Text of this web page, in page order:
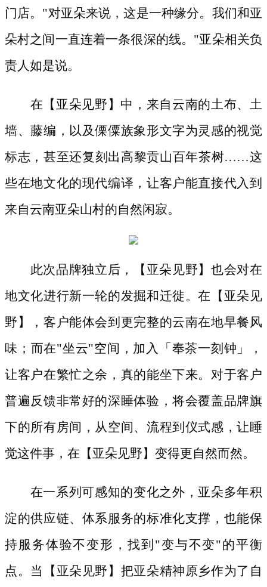
门店。"对亚朵来说，这是⼀种缘分。我们和亚
朵村之间⼀直连着⼀条很深的线。"亚朵相关负
责人如是说。
在【亚朵见野】中，来自云南的土布、土
墙、藤编，以及傈僳族象形⽂字为灵感的视觉
标志，甚至还复刻出高黎贡山百年茶树……这
些在地文化的现代编译，让客户能直接代入到
来自云南亚朵山村的自然闲寂。
此次品牌独立后，【亚朵见野】也会对在
地文化进行新一轮的发掘和迁徙。在【亚朵见
野】，客户能体会到更完整的云南在地早餐风
味；而在"坐云"空间，加入「奉茶一刻钟」，
让客户在繁忙之余，真的能坐下来。对于客户
普遍反馈非常好的深睡体验，将会覆盖品牌旗
下的所有房间，从空间、流程到仪式感，让睡
觉这件事，在【亚朵见野】变得更自然而然。
在一系列可感知的变化之外，亚朵多年积
淀的供应链、体系服务的标准化支撑，也能保
持服务体验不变形，找到 "变与不变"的平衡
点。当【亚朵见野】把亚朵精神原乡作为了自